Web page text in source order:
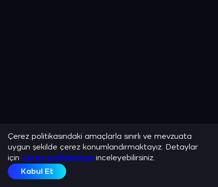
Çerez politikasındaki amaçlarla sınırlı ve mevzuata
uygun şekilde çerez konumlandırmaktayız. Detaylar
için çerez politikamızı inceleyebilirsiniz.
Kabul Et